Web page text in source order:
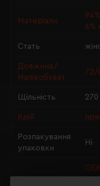
Матеріали
6%
Стать
Довжина/
Напівобхват
72/
Щільність 270
Крій
Розпакування
упаковки
Ні
Сертифікація